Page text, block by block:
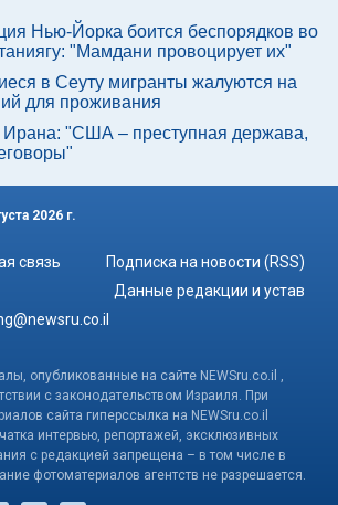
Нью-Йорка боится беспорядков во
"Мамдани провоцирует их"
в Сеуту мигранты жалуются на
для проживания
Ирана: "США – преступная держава,
2026 г.
связь
Подписка на новости (RSS)
Данные редакции и устав
опубликованные на сайте NEWSru.co.il ,
с законодательством Израиля. При
сайта гиперссылка на NEWSru.co.il
интервью, репортажей, эксклюзивных
с редакцией запрещена – в том числе в
фотоматериалов агентств не разрешается.